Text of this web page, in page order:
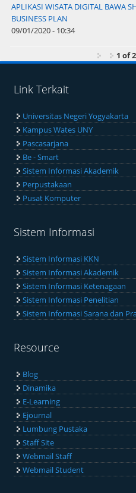
APLIKASI WISATA DIGITAL BAWA
BUSINESS PLAN
09/01/2020 - 10:34
1 of
Link Terkait
Universitas Negeri Yogyakarta
Kampus Wates UNY
Pascasarjana
Be - Smart
Sistem Informasi Akademik
Perpustakaan
Pusat Komputer
Sistem Informasi
Sistem Informasi KKN
Sistem Informasi Akademik
Sistem Informasi Ketenagaan
Sistem Informasi Penelitian
Sistem Informasi Sarana dan
Resource
Blog
Dinamika
E-Learning
Ejournal
Lumbung Pustaka
Staff Site
Webmail Staff
Webmail Student